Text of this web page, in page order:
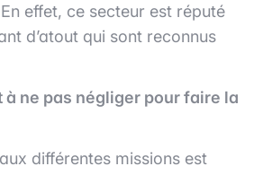
effet, ce secteur est réputé
d’atout qui sont reconnus
ne pas négliger pour faire la
différentes missions est